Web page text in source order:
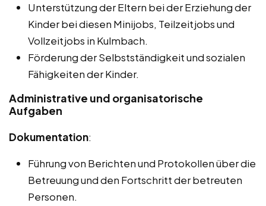
Unterstützung der Eltern bei der Erziehung der
Kinder bei diesen Minijobs, Teilzeitjobs und
Vollzeitjobs in Kulmbach.
Förderung der Selbstständigkeit und sozialen
Fähigkeiten der Kinder.
Administrative und organisatorische
Aufgaben
Dokumentation:
Führung von Berichten und Protokollen über die
Betreuung und den Fortschritt der betreuten
Personen.